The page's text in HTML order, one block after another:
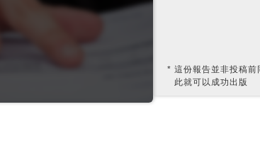
這份報告並非投稿
此就可以成功出版